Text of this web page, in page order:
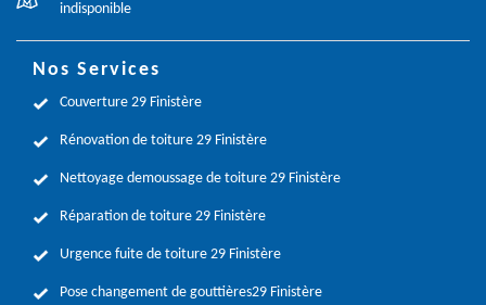
indisponible
Nos Services
Couverture 29 Finistère
Rénovation de toiture 29 Finistère
Nettoyage demoussage de toiture 29 Finistère
Réparation de toiture 29 Finistère
Urgence fuite de toiture 29 Finistère
Pose changement de gouttières29 Finistère